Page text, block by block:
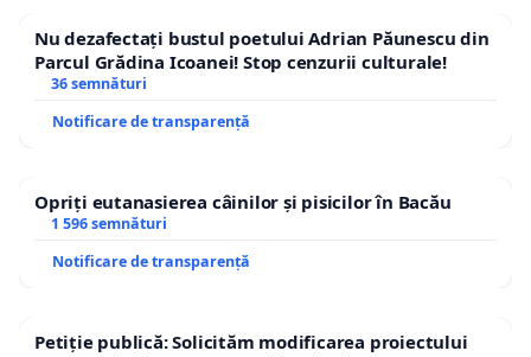
Nu dezafectați bustul poetului Adrian Păunescu din
Parcul Grădina Icoanei! Stop cenzurii culturale!
36 semnături
Notificare de transparență
Opriți eutanasierea câinilor și pisicilor în Bacău
1 596 semnături
Notificare de transparență
Petiție publică: Solicităm modificarea proiectului